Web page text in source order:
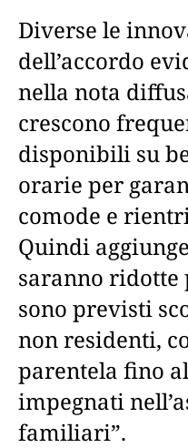
Diverse le
dell’accordo
nella nota
crescono
disponibili su
orarie per
comode e
Quindi
saranno ridotte
sono previsti
non residenti,
parentela fino
impegnati
familiari”.